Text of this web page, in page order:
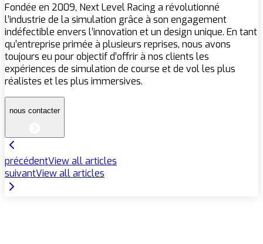
Fondée en 2009, Next Level Racing a révolutionné
l’industrie de la simulation grâce à son engagement
indéfectible envers l’innovation et un design unique. En tant
qu’entreprise primée à plusieurs reprises, nous avons
toujours eu pour objectif d’offrir à nos clients les
expériences de simulation de course et de vol les plus
réalistes et les plus immersives.
nous contacter
précédentView all articles
suivantView all articles